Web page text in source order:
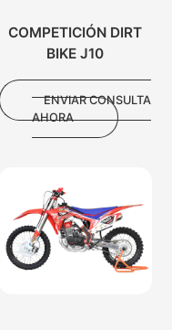
COMPETICIÓN DIRT
BIKE J10
ENVIAR CONSULTA
AHORA